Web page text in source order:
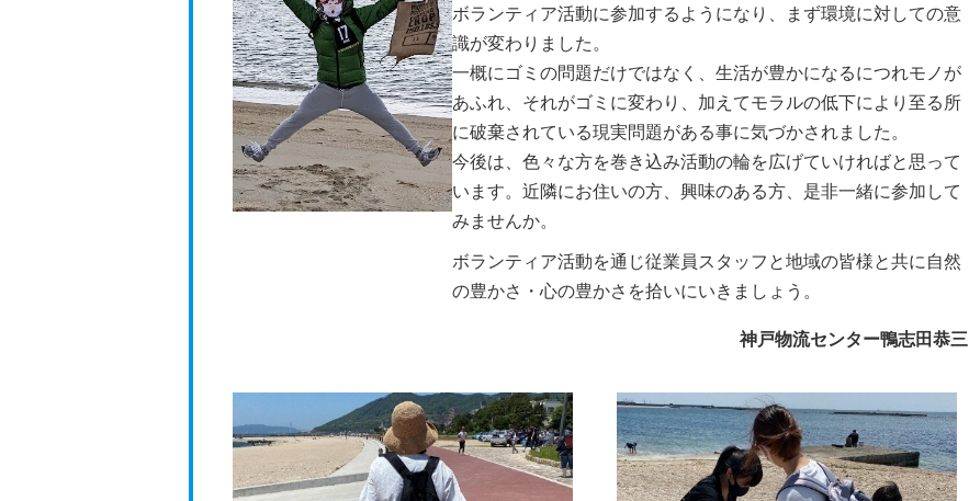
ボランティア活動に参加するようになり、まず環境に対しての意
識が変わりました。
一概にゴミの問題だけではなく、生活が豊かになるにつれモノが
あふれ、それがゴミに変わり、加えてモラルの低下により至る所
に破棄されている現実問題がある事に気づかされました。
今後は、色々な方を巻き込み活動の輪を広げていければと思って
います。近隣にお住いの方、興味のある方、是非一緒に参加して
みませんか。
ボランティア活動を通じ従業員スタッフと地域の皆様と共に自然
の豊かさ・心の豊かさを拾いにいきましょう。
神戸物流センター鴨志田恭三